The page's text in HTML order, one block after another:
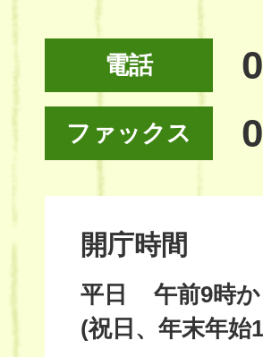
電話
ファックス
開庁時間
平日
午前9時
(祝日、年末年始